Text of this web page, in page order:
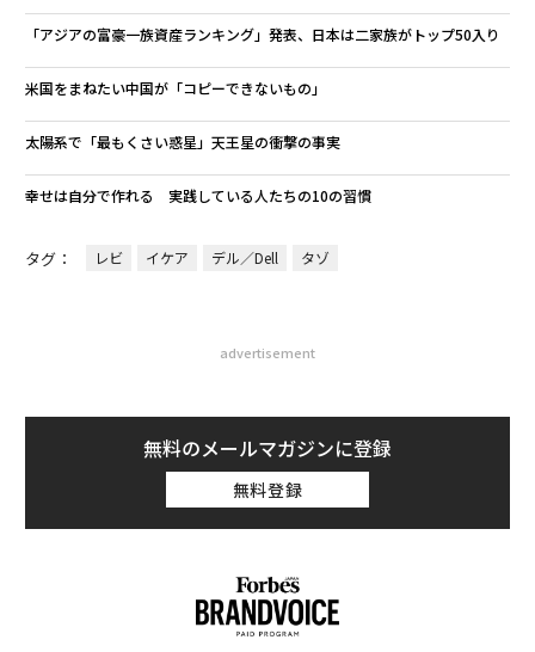
「アジアの富豪一族資産ランキング」発表、日本は二家族がトップ50入り
米国をまねたい中国が「コピーできないもの」
太陽系で「最もくさい惑星」天王星の衝撃の事実
幸せは自分で作れる 実践している人たちの10の習慣
タグ： レビ イケア デル／Dell タゾ
advertisement
無料のメールマガジンに登録
無料登録